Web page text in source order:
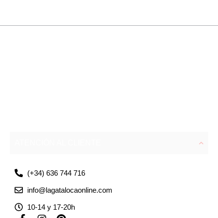
(+34) 636 744 716
info@lagatalocaonline.com
10-14 y 17-20h
F I P